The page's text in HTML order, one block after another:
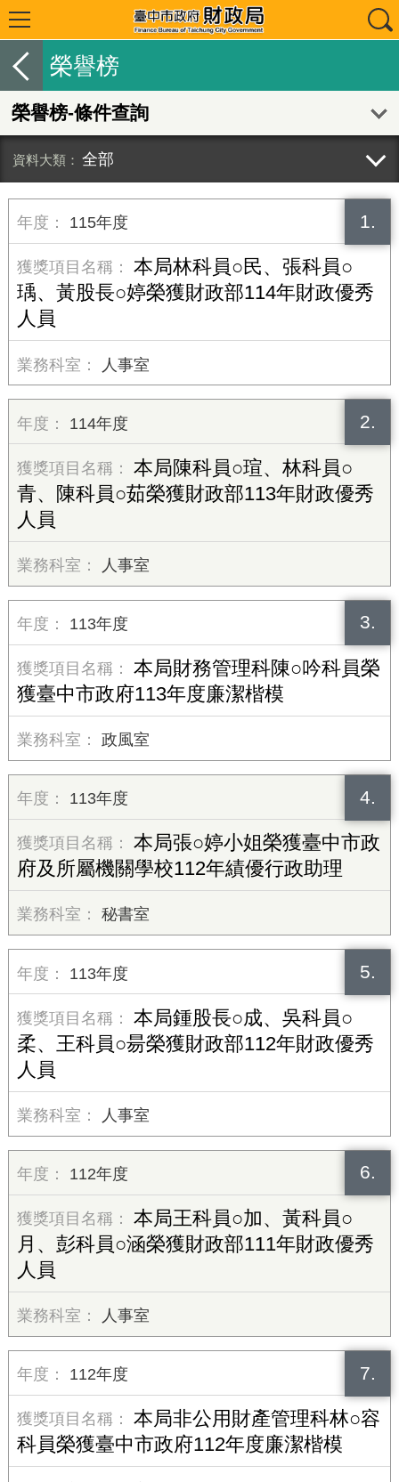
榮譽榜
榮譽榜-條件查詢
全部
1.
115年度
本局林科員○民、張科員○
瑀、黃股長○婷榮獲財政部114年財政優秀
人員
人事室
2.
114年度
本局陳科員○瑄、林科員○
青、陳科員○茹榮獲財政部113年財政優秀
人員
人事室
3.
113年度
本局財務管理科陳○吟科員榮
獲臺中市政府113年度廉潔楷模
政風室
4.
113年度
本局張○婷小姐榮獲臺中市政
府及所屬機關學校112年績優行政助理
秘書室
5.
113年度
本局鍾股長○成、吳科員○
柔、王科員○昜榮獲財政部112年財政優秀
人員
人事室
6.
112年度
本局王科員○加、黃科員○
月、彭科員○涵榮獲財政部111年財政優秀
人員
人事室
7.
112年度
本局非公用財產管理科林○容
科員榮獲臺中市政府112年度廉潔楷模